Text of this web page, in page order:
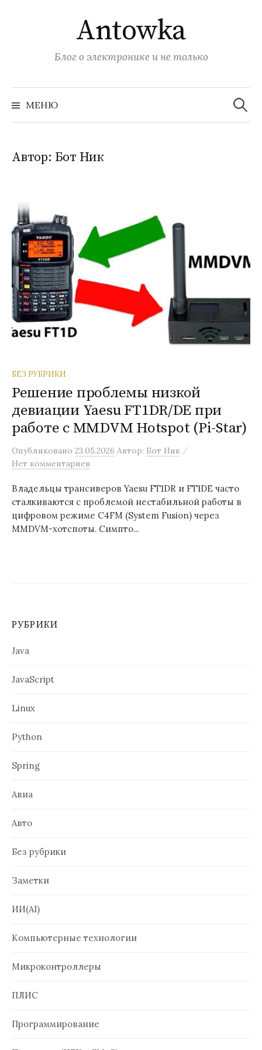
содержимомуAntowka
Блог о электронике и не только
МЕНЮ
Найти:
Автор: Бот Ник
БЕЗ РУБРИКИ
Решение проблемы низкой
девиации Yaesu FT1DR/DE при
работе с MMDVM Hotspot (Pi-Star)
Опубликовано 23.05.2026 Автор: Бот Ник /
Нет комментариев
Владельцы трансиверов Yaesu FT1DR и FT1DE часто
сталкиваются с проблемой нестабильной работы в
цифровом режиме C4FM (System Fusion) через
MMDVM-хотспоты. Симпто...
РУБРИКИ
Java
JavaScript
Linux
Python
Spring
Авиа
Авто
Без рубрики
Заметки
ИИ(AI)
Компьютерные технологии
Микроконтроллеры
ПЛИС
Программирование